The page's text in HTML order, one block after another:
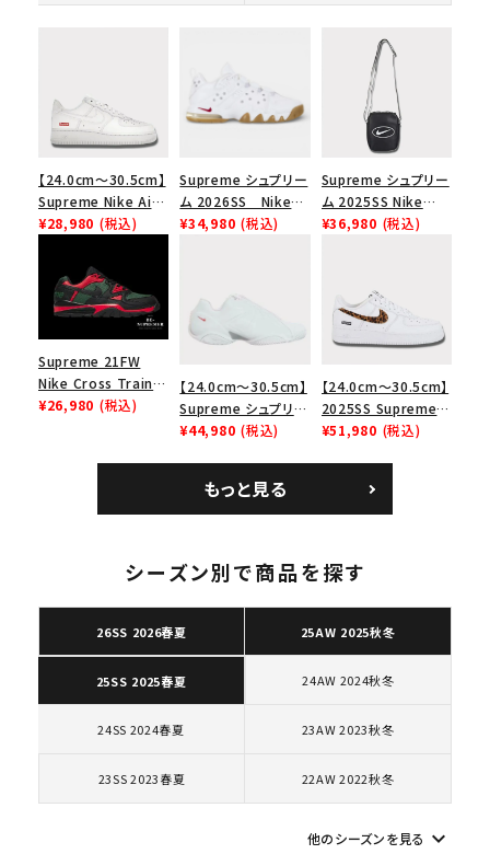
人気ワード 2026SS
Tシャツ・ロングスリーブ
キャップ・ハット
パーカー・クルーネック
ショルダー・ウエストバッグ
ボックスロゴ ブラックスウェット
コラボレーションブランドから探す
【24.0cm～30.5cm】
Supreme Nike Air
Force 1 Low シュプ
ース１スニーカー シ
ューズ ホワイト
¥28,980 (税込)
Supreme シュプリー
ム 2026SS Nike
SB Air Max 2 CB 94
¥34,980 (税込)
Supreme シュプリー
ム 2025SS Nike
Leather Shoulder
¥36,980 (税込)
Supreme 21FW
Nike Cross Trainer
Low ナイキクロスト
¥26,980 (税込)
【24.0cm～30.5cm】
Supreme シュプリー
ム 2023AW Nike
カー ホワイト 白
¥44,980 (税込)
【24.0cm～30.5cm】
2025SS Supreme
GOODENOUGH
ムグッドイナフ ナイキ
エアフォース１スニー
ト
¥51,980 (税込)
もっと見る
シーズン別で商品を探す
26SS 2026春夏 25AW 2025秋冬
25SS 2025春夏 24AW 2024秋冬
24SS 2024春夏 23AW 2023秋冬
23SS 2023春夏 22AW 2022秋冬
他のシーズンを見る keyboard_arrow_down